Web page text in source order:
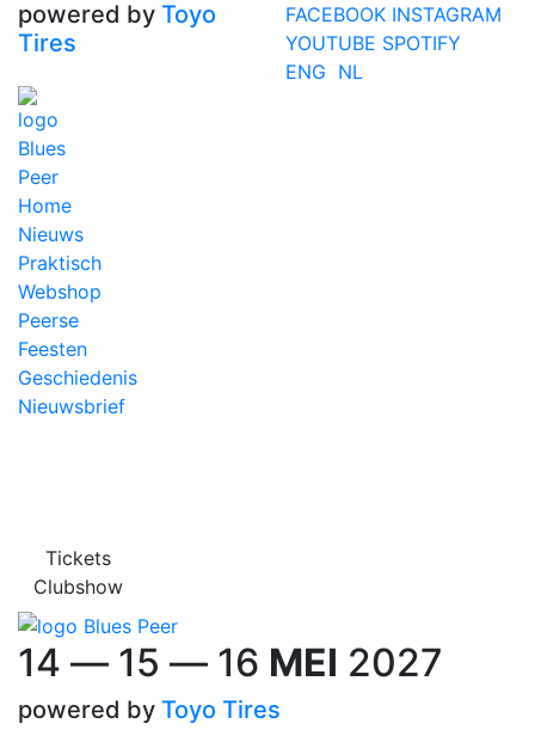
powered by Toyo
Tires
FACEBOOK INSTAGRAM
YOUTUBE SPOTIFY
ENG NL
Home
Nieuws
Praktisch
Webshop
Peerse
Feesten
Geschiedenis
Nieuwsbrief
Tickets
Clubshow
14 ― 15 ― 16 MEI 2027
powered by Toyo Tires